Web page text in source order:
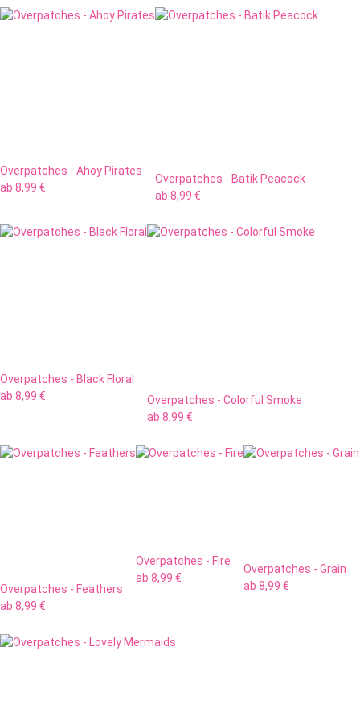
Overpatches - Ahoy Pirates
ab 8,99 €
Overpatches - Batik Peacock
ab 8,99 €
Overpatches - Black Floral
ab 8,99 €
Overpatches - Colorful Smoke
ab 8,99 €
Overpatches - Feathers
ab 8,99 €
Overpatches - Fire
ab 8,99 €
Overpatches - Grain
ab 8,99 €